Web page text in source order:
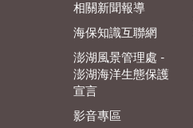
相關新聞報導
海保知識互聯網
澎湖風景管理處 -
澎湖海洋生態保護
宣言
影音專區